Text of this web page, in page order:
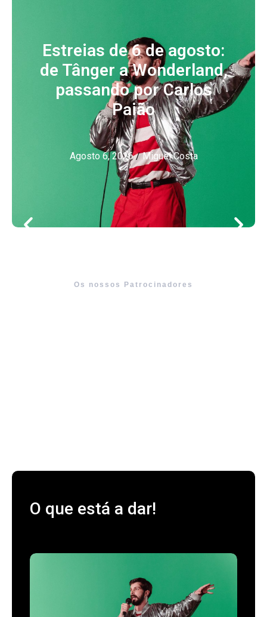
Estreias de 6 de agosto:
de Tânger a Wonderland,
passando por Carlos
Paião
Agosto 6, 2026 / Miguel Costa
Os nossos Patrocinadores
O que está a dar!